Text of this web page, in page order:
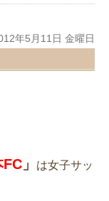
年5月11日 金曜日
FC 」
は女子サッ